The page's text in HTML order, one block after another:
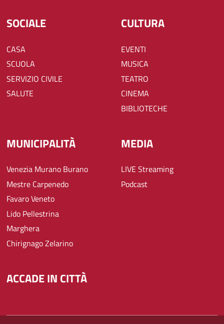
SOCIALE
CASA
SCUOLA
SERVIZIO CIVILE
SALUTE
CULTURA
EVENTI
MUSICA
TEATRO
CINEMA
BIBLIOTECHE
MUNICIPALITÀ
Venezia Murano Burano
Mestre Carpenedo
Favaro Veneto
Lido Pellestrina
Marghera
Chirignago Zelarino
MEDIA
LIVE Streaming
Podcast
ACCADE IN CITTÀ